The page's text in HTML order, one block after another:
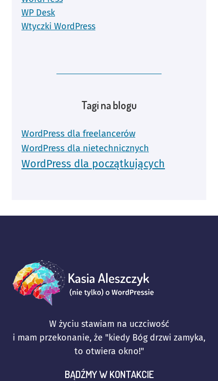
WP Desk
Wtyczki WordPress
Tagi na blogu
WordPress dla freelancerów
WordPress dla nietechnicznych
WordPress dla początkujących
W życiu stawiam na uczciwość
i mam przekonanie, że "kiedy Bóg drzwi zamyka,
to otwiera okno!"
BĄDŹMY W KONTAKCIE